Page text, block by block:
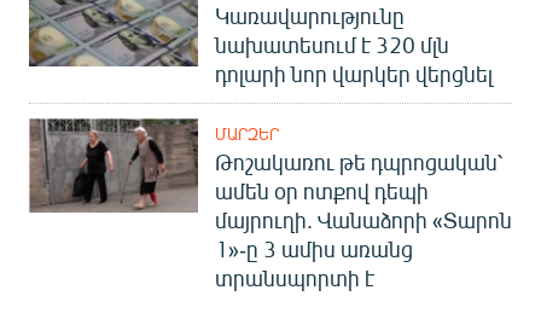
Կառավարությունը
նախատեսում է 320 մլն
դոլարի նոր վարկեր վերցնել
ՄԱՐԶԵՐ
Թոշակառու թե դպրոցական՝
ամեն օր ոտքով դեպի
մայրուղի. Վանաձորի «Տարոն
1»-ը 3 ամիս առանց
տրանսպորտի է